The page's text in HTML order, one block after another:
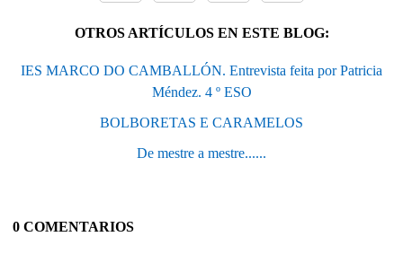
OTROS ARTÍCULOS EN ESTE BLOG:
IES MARCO DO CAMBALLÓN. Entrevista feita por Patricia
Méndez. 4 º ESO
BOLBORETAS E CARAMELOS
De mestre a mestre......
0 COMENTARIOS